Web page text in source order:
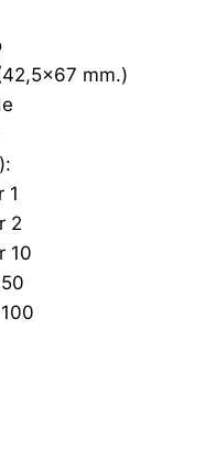
mm.)
1
2
10